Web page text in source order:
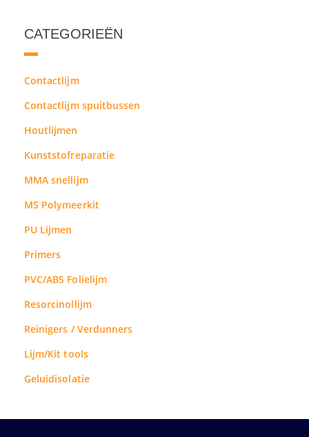
CATEGORIEËN
Contactlijm
Contactlijm spuitbussen
Houtlijmen
Kunststofreparatie
MMA snellijm
MS Polymeerkit
PU Lijmen
Primers
PVC/ABS Folielijm
Resorcinollijm
Reinigers / Verdunners
Lijm/Kit tools
Geluidisolatie